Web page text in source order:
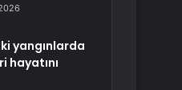
yangınlarda
hayatını